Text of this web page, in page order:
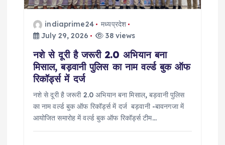
indiaprime24
मध्यप्रदेश
July 29, 2026
38 views
नशे से दूरी है जरूरी 2.0 अभियान बना
मिसाल, बड़वानी पुलिस का नाम वर्ल्ड बुक ऑफ
रिकॉर्ड्स में दर्ज
नशे से दूरी है जरूरी 2.0 अभियान बना मिसाल, बड़वानी पुलिस
का नाम वर्ल्ड बुक ऑफ रिकॉर्ड्स में दर्ज बड़वानी -बावनगजा में
आयोजित समारोह में वर्ल्ड बुक ऑफ रिकॉर्ड्स टीम…